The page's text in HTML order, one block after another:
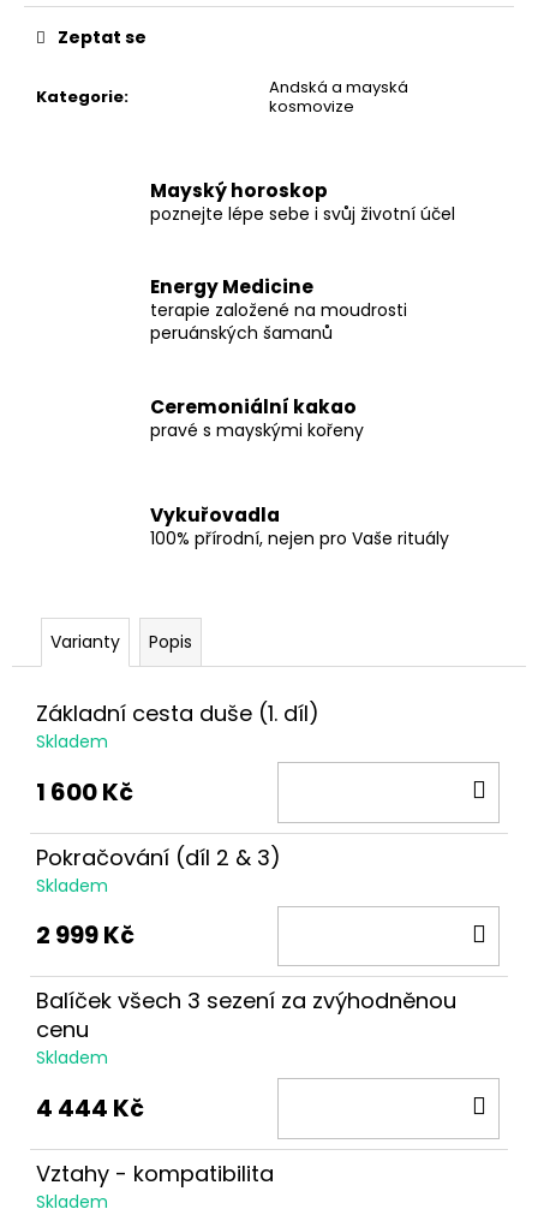
cena:
Kategorie:
Andská a mayská
kosmovize
Zeptat se
Mayský horoskop
poznejte lépe sebe i svůj životní účel
Energy Medicine
terapie založené na moudrosti
peruánských šamanů
Ceremoniální kakao
pravé s mayskými kořeny
Vykuřovadla
100% přírodní, nejen pro Vaše rituály
Varianty Popis
Základní cesta duše (1. díl)
Skladem
1 600 Kč
Pokračování (díl 2 & 3)
Skladem
2 999 Kč
Balíček všech 3 sezení za zvýhodněnou
cenu
Skladem
4 444 Kč
Vztahy - kompatibilita
Skladem